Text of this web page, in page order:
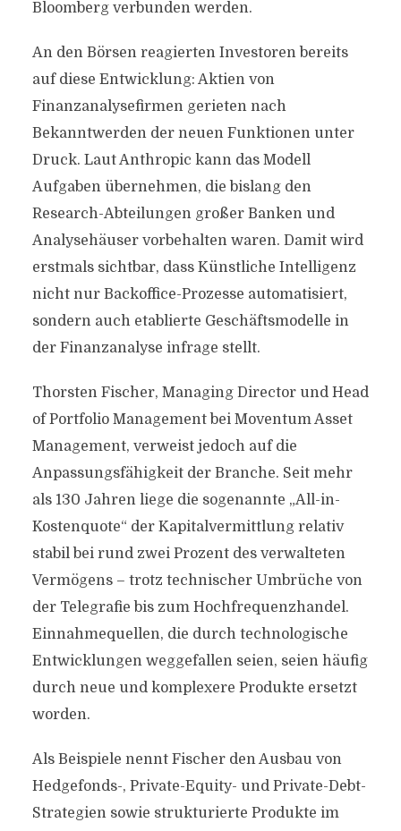
Bloomberg verbunden werden.
An den Börsen reagierten Investoren bereits
auf diese Entwicklung: Aktien von
Finanzanalysefirmen gerieten nach
Bekanntwerden der neuen Funktionen unter
Druck. Laut Anthropic kann das Modell
Aufgaben übernehmen, die bislang den
Research-Abteilungen großer Banken und
Analysehäuser vorbehalten waren. Damit wird
erstmals sichtbar, dass Künstliche Intelligenz
nicht nur Backoffice-Prozesse automatisiert,
sondern auch etablierte Geschäftsmodelle in
der Finanzanalyse infrage stellt.
Thorsten Fischer, Managing Director und Head
of Portfolio Management bei Moventum Asset
Management, verweist jedoch auf die
Anpassungsfähigkeit der Branche. Seit mehr
als 130 Jahren liege die sogenannte „All-in-
Kostenquote“ der Kapitalvermittlung relativ
stabil bei rund zwei Prozent des verwalteten
Vermögens – trotz technischer Umbrüche von
der Telegrafie bis zum Hochfrequenzhandel.
Einnahmequellen, die durch technologische
Entwicklungen weggefallen seien, seien häufig
durch neue und komplexere Produkte ersetzt
worden.
Als Beispiele nennt Fischer den Ausbau von
Hedgefonds-, Private-Equity- und Private-Debt-
Strategien sowie strukturierte Produkte im